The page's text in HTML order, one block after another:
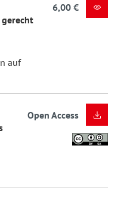
auf
6,00 €
Open Access